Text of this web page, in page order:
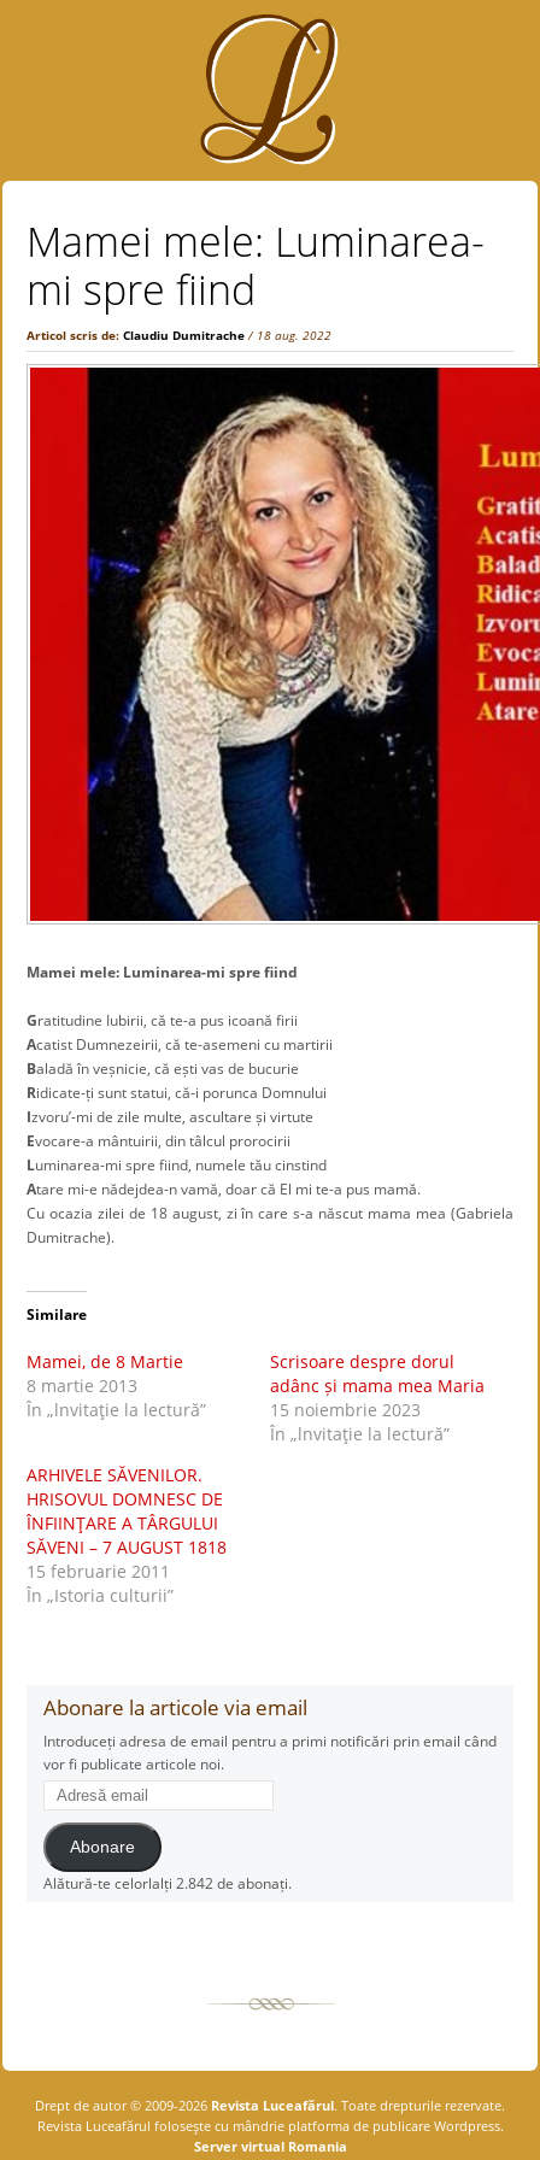
Mamei mele: Luminarea-
mi spre fiind
Articol scris de:Claudiu Dumitrache / 18 aug. 2022
Mamei mele: Luminarea-mi spre fiind
Gratitudine Iubirii, că te-a pus icoană firii
Acatist Dumnezeirii, că te-asemeni cu martirii
Baladă în veșnicie, că ești vas de bucurie
Ridicate-ți sunt statui, că-i porunca Domnului
Izvoru’-mi de zile multe, ascultare și virtute
Evocare-a mântuirii, din tâlcul prorocirii
Luminarea-mi spre fiind, numele tău cinstind
Atare mi-e nădejdea-n vamă, doar că El mi te-a pus mamă.
Cu ocazia zilei de 18 august, zi în care s-a născut mama mea (Gabriela
Dumitrache).
Similare
Mamei, de 8 Martie
8 martie 2013
În „lnvitaţie la lectură”
Scrisoare despre dorul
adânc și mama mea Maria
15 noiembrie 2023
În „lnvitaţie la lectură”
ARHIVELE SĂVENILOR.
HRISOVUL DOMNESC DE
ÎNFIINŢARE A TÂRGULUI
SĂVENI – 7 AUGUST 1818
15 februarie 2011
În „Istoria culturii”
Abonare la articole via email
Introduceți adresa de email pentru a primi notificări prin email când
vor fi publicate articole noi.
Adresă
email
Abonare
Alătură-te celorlalți 2.842 de abonați.
Drept de autor © 2009-2026 Revista Luceafărul. Toate drepturile rezervate.
Revista Luceafărul foloseşte cu mândrie platforma de publicare Wordpress.
Server virtual Romania